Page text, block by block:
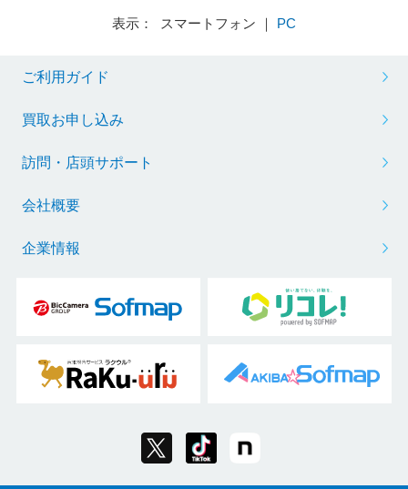
表示： スマートフォン ｜ PC
ご利用ガイド
買取お申し込み
訪問・店頭サポート
会社概要
企業情報